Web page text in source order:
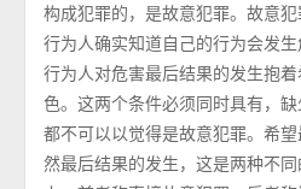
构成犯罪的，是故意犯罪。故意
行为人确实知道自己的行为会发
行为人对危害最后结果的发生抱
色。这两个条件必须同时具有，缺
都不可以以觉得是故意犯罪。希
然最后结果的发生，这是两种不